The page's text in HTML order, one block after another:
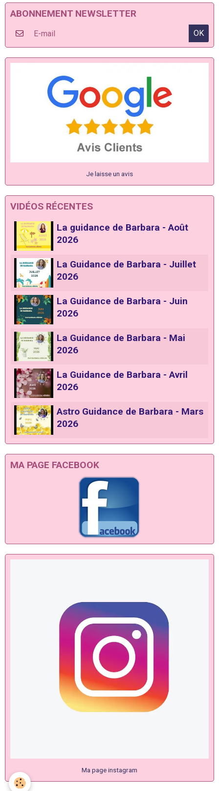
ABONNEMENT NEWSLETTER
OK
Je laisse un avis
VIDÉOS RÉCENTES
La guidance de Barbara - Août
2026
La Guidance de Barbara - Juillet
2026
La Guidance de Barbara - Juin
2026
La Guidance de Barbara - Mai
2026
La Guidance de Barbara - Avril
2026
Astro Guidance de Barbara - Mars
2026
MA PAGE FACEBOOK
Ma page instagram